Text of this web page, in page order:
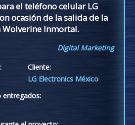
el teléfono celular LG
ocasión de la salida de la
Wolverine Inmortal.
Digital Marketing
Cliente:
LG Electronics México
entregados: